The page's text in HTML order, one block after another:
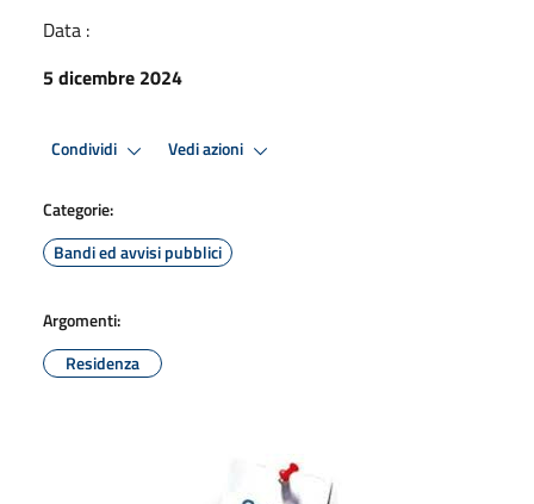
Data :
5 dicembre 2024
Condividi Vedi azioni
Categorie:
Bandi ed avvisi pubblici
Argomenti:
Residenza